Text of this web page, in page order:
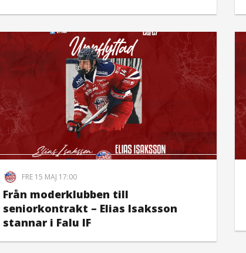
FRE 15 MAJ 17:00
Från moderklubben till
seniorkontrakt – Elias Isaksson
stannar i Falu IF